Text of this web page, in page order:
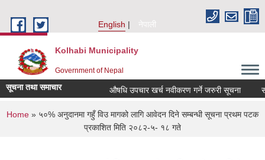
English
नेपाली
Kolhabi Municipality
Government of Nepal
सूचना तथा समाचार औषधि उपचार खर्च नवीकरण गर्ने जरुरी सूचना
You are here
Home » ५०% अनुदानमा गहुँ विउ मागको लागि आवेदन दिने सम्बन्धी सूचना प्रथम पटक
प्रकाशित मिति २०८२-५- १८ गते